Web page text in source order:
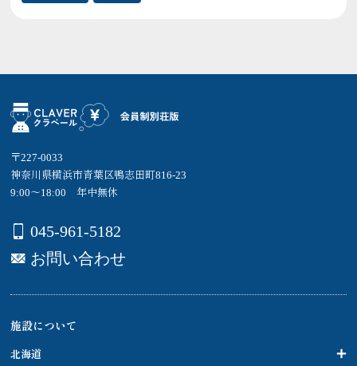
〒227-0033
神奈川県横浜市青葉区鴨志田町816-23
9:00～18:00 年中無休
045-961-5182
お問い合わせ
施設について
北海道